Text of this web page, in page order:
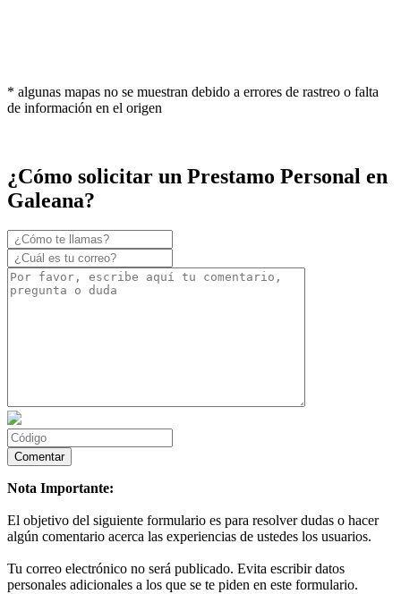
* algunas mapas no se muestran debido a errores de rastreo o falta
de información en el origen
¿Cómo solicitar un Prestamo Personal en
Galeana?
Nota Importante:
El objetivo del siguiente formulario es para resolver dudas o hacer
algún comentario acerca las experiencias de ustedes los usuarios.
Tu correo electrónico no será publicado. Evita escribir datos
personales adicionales a los que se te piden en este formulario.